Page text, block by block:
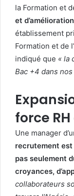
la Formation et
et
établissement
Formation et de
indiqué que « la
Bac +4 dans
force
Une manager
recrutement
pas seulement
croyances,
collaborateurs